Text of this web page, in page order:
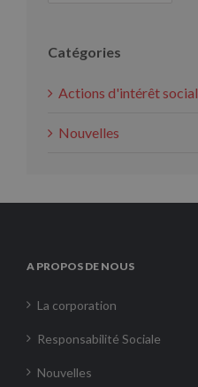
Catégories
Actions d'intérêt social
Nouvelles
A PROPOS DE NOUS
La corporation
Responsabilité Sociale
Nouvelles